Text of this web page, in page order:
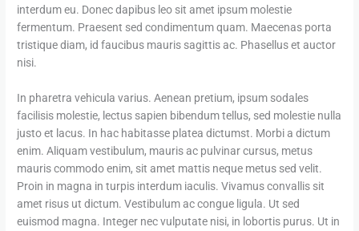
interdum eu. Donec dapibus leo sit amet ipsum molestie
fermentum. Praesent sed condimentum quam. Maecenas porta
tristique diam, id faucibus mauris sagittis ac. Phasellus et auctor
nisi.
In pharetra vehicula varius. Aenean pretium, ipsum sodales
facilisis molestie, lectus sapien bibendum tellus, sed molestie nulla
justo et lacus. In hac habitasse platea dictumst. Morbi a dictum
enim. Aliquam vestibulum, mauris ac pulvinar cursus, metus
mauris commodo enim, sit amet mattis neque metus sed velit.
Proin in magna in turpis interdum iaculis. Vivamus convallis sit
amet risus ut dictum. Vestibulum ac congue ligula. Ut sed
euismod magna. Integer nec vulputate nisi, in lobortis purus. Ut in